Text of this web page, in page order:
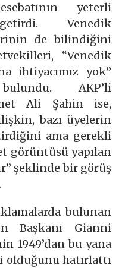
yeterli
Venedik
de bilindiğini
“Venedik
ihtiyacımız yok”
AKP’li
Ali Şahin ise,
bazı üyelerin
ama gerekli
görüntüsü yapılan
şeklinde bir görüş
bulunan
Başkanı Gianni
1949’dan bu yana
olduğunu hatırlattı